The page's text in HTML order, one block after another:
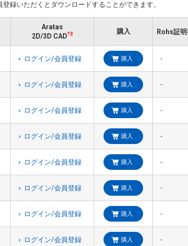
録いただくと​ダウンロードすることができます。
Aratas
2D/3D CAD*3 購入 Rohs証
ログイン/会員登録 購入 -
ログイン/会員登録 購入 -
ログイン/会員登録 購入 -
ログイン/会員登録 購入 -
ログイン/会員登録 購入 -
ログイン/会員登録 購入 -
ログイン/会員登録 購入 -
ログイン/会員登録 購入 -